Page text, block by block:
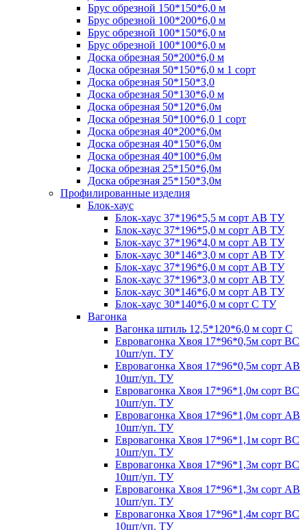
Брус обрезной 150*150*6,0 м
Брус обрезной 100*200*6,0 м
Брус обрезной 100*150*6,0 м
Брус обрезной 100*100*6,0 м
Доска обрезная 50*200*6,0 м
Доска обрезная 50*150*6,0 м 1 сорт
Доска обрезная 50*150*3,0
Доска обрезная 50*130*6,0 м
Доска обрезная 50*120*6,0м
Доска обрезная 50*100*6,0 1 сорт
Доска обрезная 40*200*6,0м
Доска обрезная 40*150*6,0м
Доска обрезная 40*100*6,0м
Доска обрезная 25*150*6,0м
Доска обрезная 25*150*3,0м
Профилированные изделия
Блок-хаус
Блок-хаус 37*196*5,5 м сорт АВ ТУ
Блок-хаус 37*196*5,0 м сорт АВ ТУ
Блок-хаус 37*196*4,0 м сорт АВ ТУ
Блок-хаус 30*146*3,0 м сорт АВ ТУ
Блок-хаус 37*196*6,0 м сорт АВ ТУ
Блок-хаус 37*196*3,0 м сорт АВ ТУ
Блок-хаус 30*146*6,0 м сорт АВ ТУ
Блок-хаус 30*140*6,0 м сорт С ТУ
Вагонка
Вагонка штиль 12,5*120*6,0 м сорт С
Евровагонка Хвоя 17*96*0,5м сорт ВС
10шт/уп. ТУ
Евровагонка Хвоя 17*96*0,5м сорт АВ
10шт/уп. ТУ
Евровагонка Хвоя 17*96*1,0м сорт ВС
10шт/уп. ТУ
Евровагонка Хвоя 17*96*1,0м сорт АВ
10шт/уп. ТУ
Евровагонка Хвоя 17*96*1,1м сорт ВС
10шт/уп. ТУ
Евровагонка Хвоя 17*96*1,3м сорт ВС
10шт/уп. ТУ
Евровагонка Хвоя 17*96*1,3м сорт АВ
10шт/уп. ТУ
Евровагонка Хвоя 17*96*1,4м сорт ВС
10шт/уп. ТУ